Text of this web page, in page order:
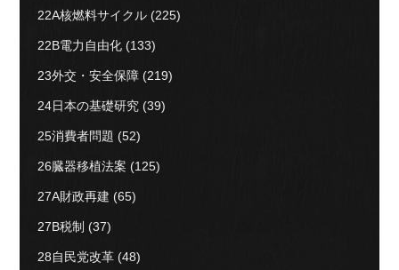
22A核燃料サイクル (225)
22B電力自由化 (133)
23外交・安全保障 (219)
24日本の基礎研究 (39)
25消費者問題 (52)
26臓器移植法案 (125)
27A財政再建 (65)
27B税制 (37)
28自民党改革 (48)